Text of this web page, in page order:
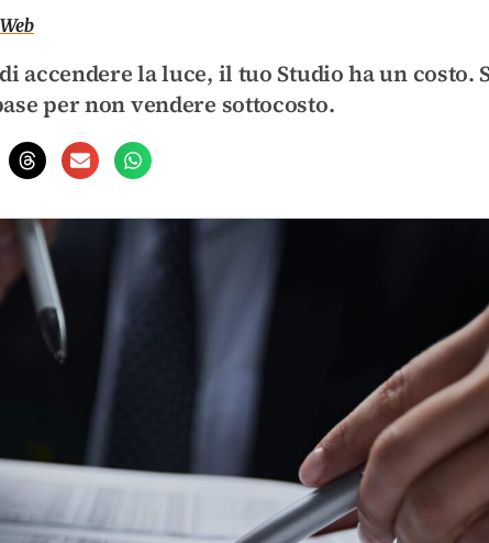
accendere la luce, il tuo Studio ha un costo.
per non vendere sottocosto.